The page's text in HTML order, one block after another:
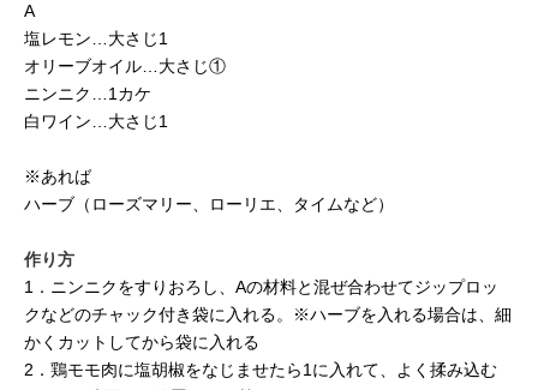
A
塩レモン…大さじ1
オリーブオイル…大さじ①
ニンニク…1カケ
白ワイン…大さじ1
※あれば
ハーブ（ローズマリー、ローリエ、タイムなど）
作り方
1．ニンニクをすりおろし、Aの材料と混ぜ合わせてジップロッ
クなどのチャック付き袋に入れる。※ハーブを入れる場合は、細
かくカットしてから袋に入れる
2．鶏モモ肉に塩胡椒をなじませたら1に入れて、よく揉み込む